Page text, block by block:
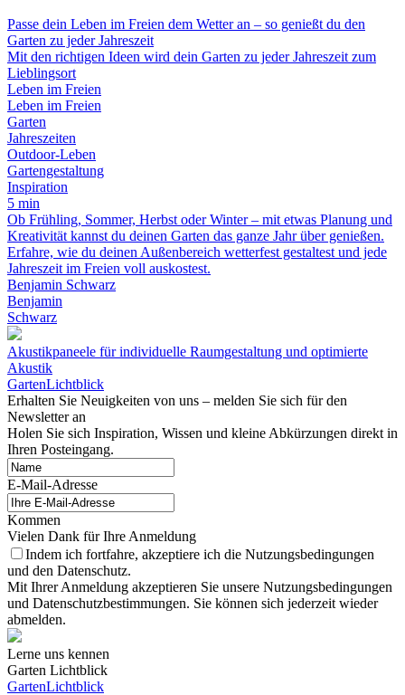
Passe dein Leben im Freien dem Wetter an – so genießt du den
Garten zu jeder Jahreszeit
Mit den richtigen Ideen wird dein Garten zu jeder Jahreszeit zum
Lieblingsort
Leben im Freien
Leben im Freien
Garten
Jahreszeiten
Outdoor-Leben
Gartengestaltung
Inspiration
5 min
Ob Frühling, Sommer, Herbst oder Winter – mit etwas Planung und
Kreativität kannst du deinen Garten das ganze Jahr über genießen.
Erfahre, wie du deinen Außenbereich wetterfest gestaltest und jede
Jahreszeit im Freien voll auskostest.
Benjamin Schwarz
Benjamin
Schwarz
Akustikpaneele für individuelle Raumgestaltung und optimierte
Akustik
GartenLichtblick
Erhalten Sie Neuigkeiten von uns – melden Sie sich für den
Newsletter an
Holen Sie sich Inspiration, Wissen und kleine Abkürzungen direkt in
Ihren Posteingang.
E-Mail-Adresse
Kommen
Vielen Dank für Ihre Anmeldung
Indem ich fortfahre, akzeptiere ich die Nutzungsbedingungen
und den Datenschutz.
Mit Ihrer Anmeldung akzeptieren Sie unsere Nutzungsbedingungen
und Datenschutzbestimmungen. Sie können sich jederzeit wieder
abmelden.
Lerne uns kennen
Garten Lichtblick
GartenLichtblick